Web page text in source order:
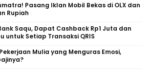
Pasang Iklan Mobil Bekas di OLX dan
Rupiah
Saqu, Dapat Cashback Rp1 Juta dan
untuk Setiap Transaksi QRIS
Mulia yang Menguras Emosi,